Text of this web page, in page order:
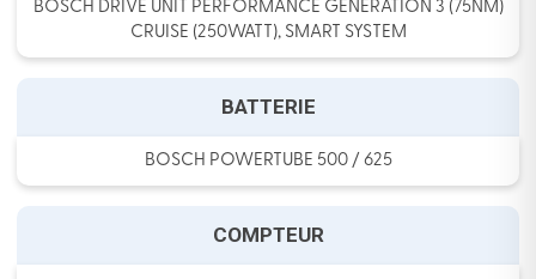
BOSCH DRIVE UNIT PERFORMANCE GENERATION 3 (75NM)
CRUISE (250WATT), SMART SYSTEM
BATTERIE
BOSCH POWERTUBE 500 / 625
COMPTEUR